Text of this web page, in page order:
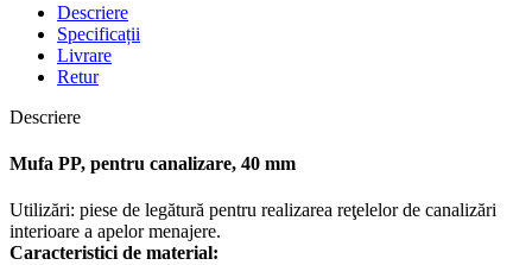
Descriere
Specificații
Livrare
Retur
Descriere
Mufa PP, pentru canalizare, 40 mm
Utilizări: piese de legătură pentru realizarea reţelelor de canalizări
interioare a apelor menajere.
Caracteristici de material: